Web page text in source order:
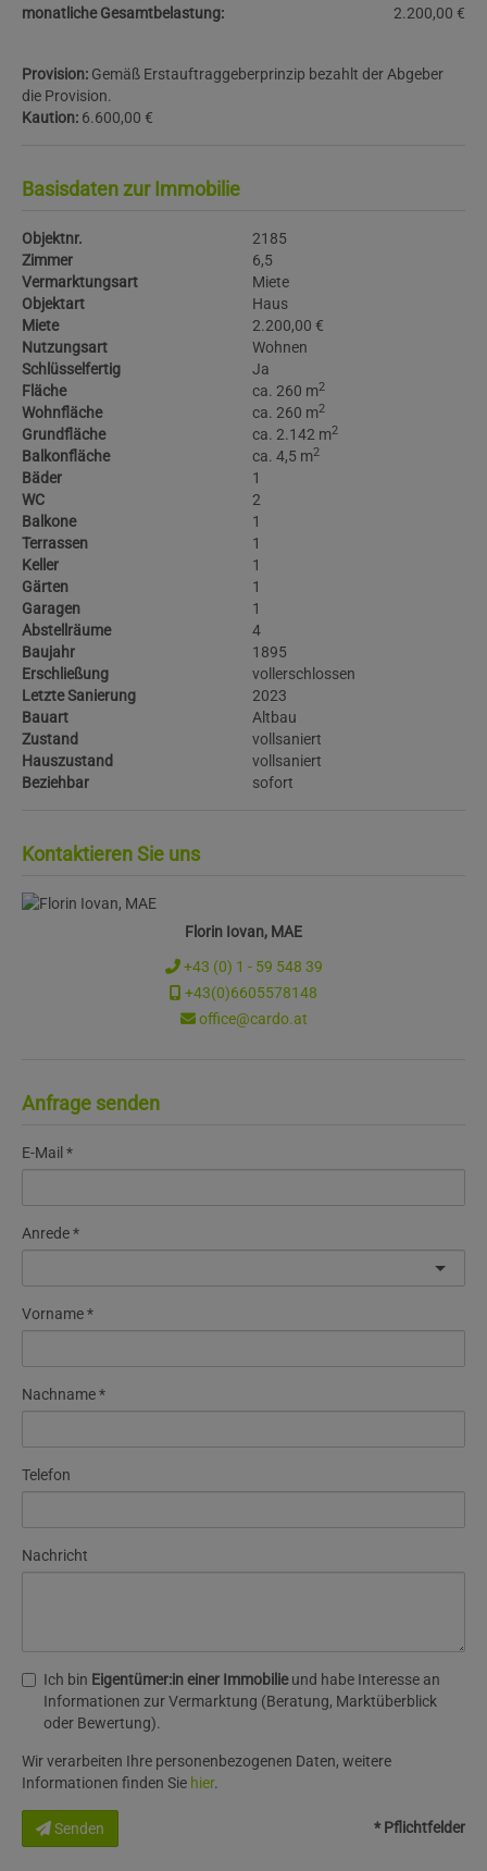
monatliche Gesamtbelastung:
2.200,00 €
Provision: Gemäß Erstauftraggeberprinzip bezahlt der Abgeber
die Provision.
Kaution: 6.600,00 €
Basisdaten zur Immobilie
Objektnr.
2185
Zimmer
6,5
Vermarktungsart
Miete
Objektart
Haus
Miete
2.200,00 €
Nutzungsart
Wohnen
Schlüsselfertig
Ja
Fläche
ca. 260 m2
Wohnfläche ca. 260 m2
Grundfläche ca. 2.142 m2
Balkonfläche ca. 4,5 m2
Bäder
1
WC
2
Balkone
1
Terrassen
1
Keller
1
Gärten
1
Garagen
1
Abstellräume
4
Baujahr
1895
Erschließung
vollerschlossen
Letzte Sanierung
2023
Bauart
Altbau
Zustand
vollsaniert
Hauszustand
vollsaniert
Beziehbar
sofort
Kontaktieren Sie uns
Florin Iovan, MAE
+43 (0) 1 - 59 548 39
+43(0)6605578148
office@cardo.at
Anfrage senden
E-Mail
Anrede
Vorname
Nachname
Telefon
Nachricht
Ich bin Eigentümer:in einer Immobilieund habe Interesse an
Informationen zur Vermarktung (Beratung, Marktüberblick
oder Bewertung).
Wir verarbeiten Ihre personenbezogenen Daten, weitere
Informationen finden Sie hier.
Senden * Pflichtfelder